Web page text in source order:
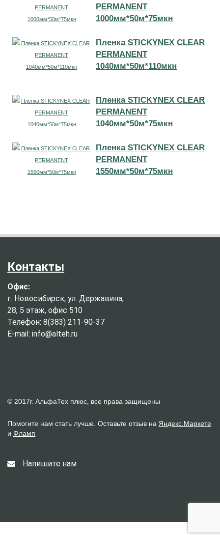
PERMANENT
1000мм*50м*75мкн
Пленка STICKYNEX CLEAR
PERMANENT
1040мм*50м*110мкн
Пленка STICKYNEX CLEAR
PERMANENT
1040мм*50м*75мкн
Пленка STICKYNEX CLEAR
PERMANENT
1550мм*50м*75мкн
Контакты
Офис:
г. Новосибирск, ул. Державина,
28, 5 этаж, офис 510
Телефон: 8(383) 211-90-37
E-mail: info@alteh.ru
© 2017г. АльфаТех плюс, все права защищены
Помогите нам стать лучше. Оставьте отзыв на Яндекс.Маркете
и Фламп
Напишите нам